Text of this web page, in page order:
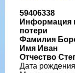
59406338
Информация
потери
Фамилия
Имя Иван
Отчество
Дата